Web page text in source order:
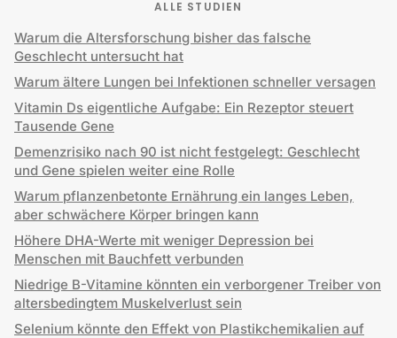
ALLE STUDIEN
Warum die Altersforschung bisher das falsche
Geschlecht untersucht hat
Warum ältere Lungen bei Infektionen schneller versagen
Vitamin Ds eigentliche Aufgabe: Ein Rezeptor steuert
Tausende Gene
Demenzrisiko nach 90 ist nicht festgelegt: Geschlecht
und Gene spielen weiter eine Rolle
Warum pflanzenbetonte Ernährung ein langes Leben,
aber schwächere Körper bringen kann
Höhere DHA-Werte mit weniger Depression bei
Menschen mit Bauchfett verbunden
Niedrige B-Vitamine könnten ein verborgener Treiber von
altersbedingtem Muskelverlust sein
Selenium könnte den Effekt von Plastikchemikalien auf